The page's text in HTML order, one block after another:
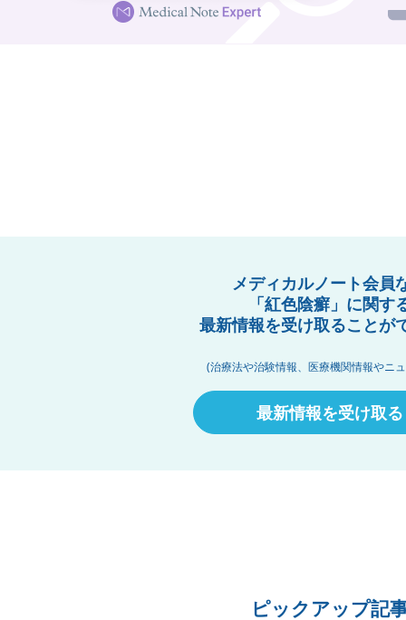
メディカルノート会員
「紅色陰癬」に関す
最新情報を受け取ることが
(治療法や治験情報、医療機関情報やニ
最新情報を受け取る
ピックアップ記